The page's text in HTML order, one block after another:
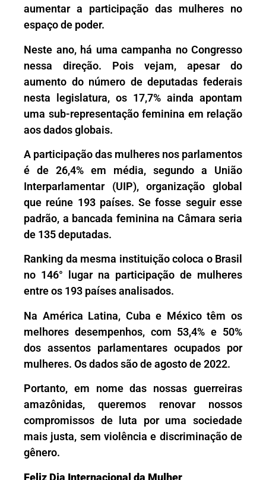
aumentar a participação das mulheres no
espaço de poder.
Neste ano, há uma campanha no Congresso
nessa direção. Pois vejam, apesar do
aumento do número de deputadas federais
nesta legislatura, os 17,7% ainda apontam
uma sub-representação feminina em relação
aos dados globais.
A participação das mulheres nos parlamentos
é de 26,4% em média, segundo a União
Interparlamentar (UIP), organização global
que reúne 193 países. Se fosse seguir esse
padrão, a bancada feminina na Câmara seria
de 135 deputadas.
Ranking da mesma instituição coloca o Brasil
no 146° lugar na participação de mulheres
entre os 193 países analisados.
Na América Latina, Cuba e México têm os
melhores desempenhos, com 53,4% e 50%
dos assentos parlamentares ocupados por
mulheres. Os dados são de agosto de 2022.
Portanto, em nome das nossas guerreiras
amazônidas, queremos renovar nossos
compromissos de luta por uma sociedade
mais justa, sem violência e discriminação de
gênero.
Feliz Dia Internacional da Mulher